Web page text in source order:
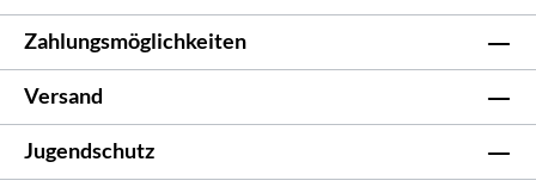
Zahlungsmöglichkeiten
Versand
Jugendschutz